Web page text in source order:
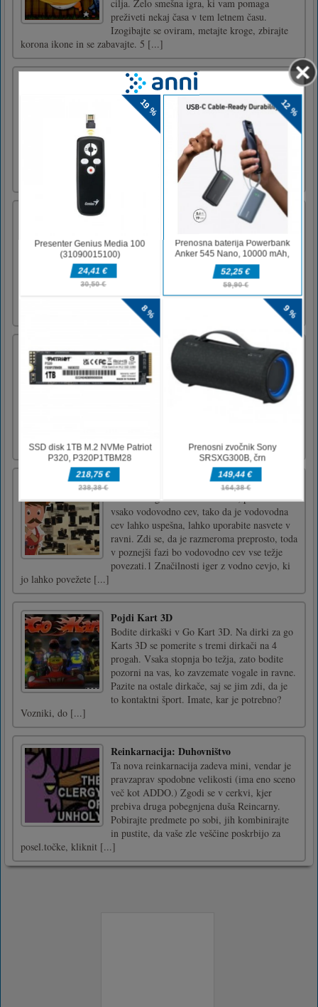
cilja. Zelo smešna igra, ki vam pomaga
preživeti nekaj časa v tem letnem času.
Izogibajte se oviram, metajte kroge, zbirajte
korona ikone in se zabavajte. 5 [...]
Sestavljanka: Mačja zvezda
Jigsaw Puzzle: Cat Star je tipična uganka
sestavljanke z 2D risano mačjo sliko o hišnih
ljubljenčkih. S 5 težavami različnih kosov
imate možnost dokončati isto sliko brez
časovnih omejitev. Najprej poiščite kotne in
stranske dele, da poiščete sliko. Uporabite 2
orodji iz oglasov, [...]
Nogometna liga Head to Head 2020
igra vam bo prinesla veselje in smeh. Če ste
utrujeni od dela, igrajte to igro head soccer,
pomagala vam bo razbremeniti stres. Head
soccer kako igrati zvezdniško ligo? Za razliko
od drugih nogometnih iger tekma poteka med
Vesel božič
Happy Xmas je brezplačna spletna igra za
barvanje in otroške igre! V tej igri boste našli
osem različnih slik, ki jih je treba čim hitreje
pobarvati, da boste na koncu igre dosegli
Zabavaj se!Z [...]
Kleparski mojster
Zanimive igre z vodnimi cevmi, povežite
vsako vodovodno cev, tako da je vodovodna
cev lahko uspešna, lahko uporabite nasvete v
ravni. Zdi se, da je razmeroma preprosto, toda
v poznejši fazi bo vodovodno cev vse težje
povezati.1 Značilnosti iger z vodno cevjo, ki
jo lahko povežete [...]
Pojdi Kart 3D
Bodite dirkaški v Go Kart 3D. Na dirki za go
Karts 3D se pomerite s tremi dirkači na 4
progah. Vsaka stopnja bo težja, zato bodite
pozorni na vas, ko zavzemate vogale in ravne.
Pazite na ostale dirkače, saj se jim zdi, da je
to kontaktni šport. Imate, kar je potrebno?
Vozniki, do [...]
Reinkarnacija: Duhovništvo
Ta nova reinkarnacija zadeva mini, vendar je
pravzaprav spodobne velikosti (ima eno sceno
več kot ADDO.) Zgodi se v cerkvi, kjer
prebiva druga pobegnjena duša Reincarny.
Pobirajte predmete po sobi, jih kombinirajte
in pustite, da vaše zle veščine poskrbijo za
posel.točke, kliknit [...]